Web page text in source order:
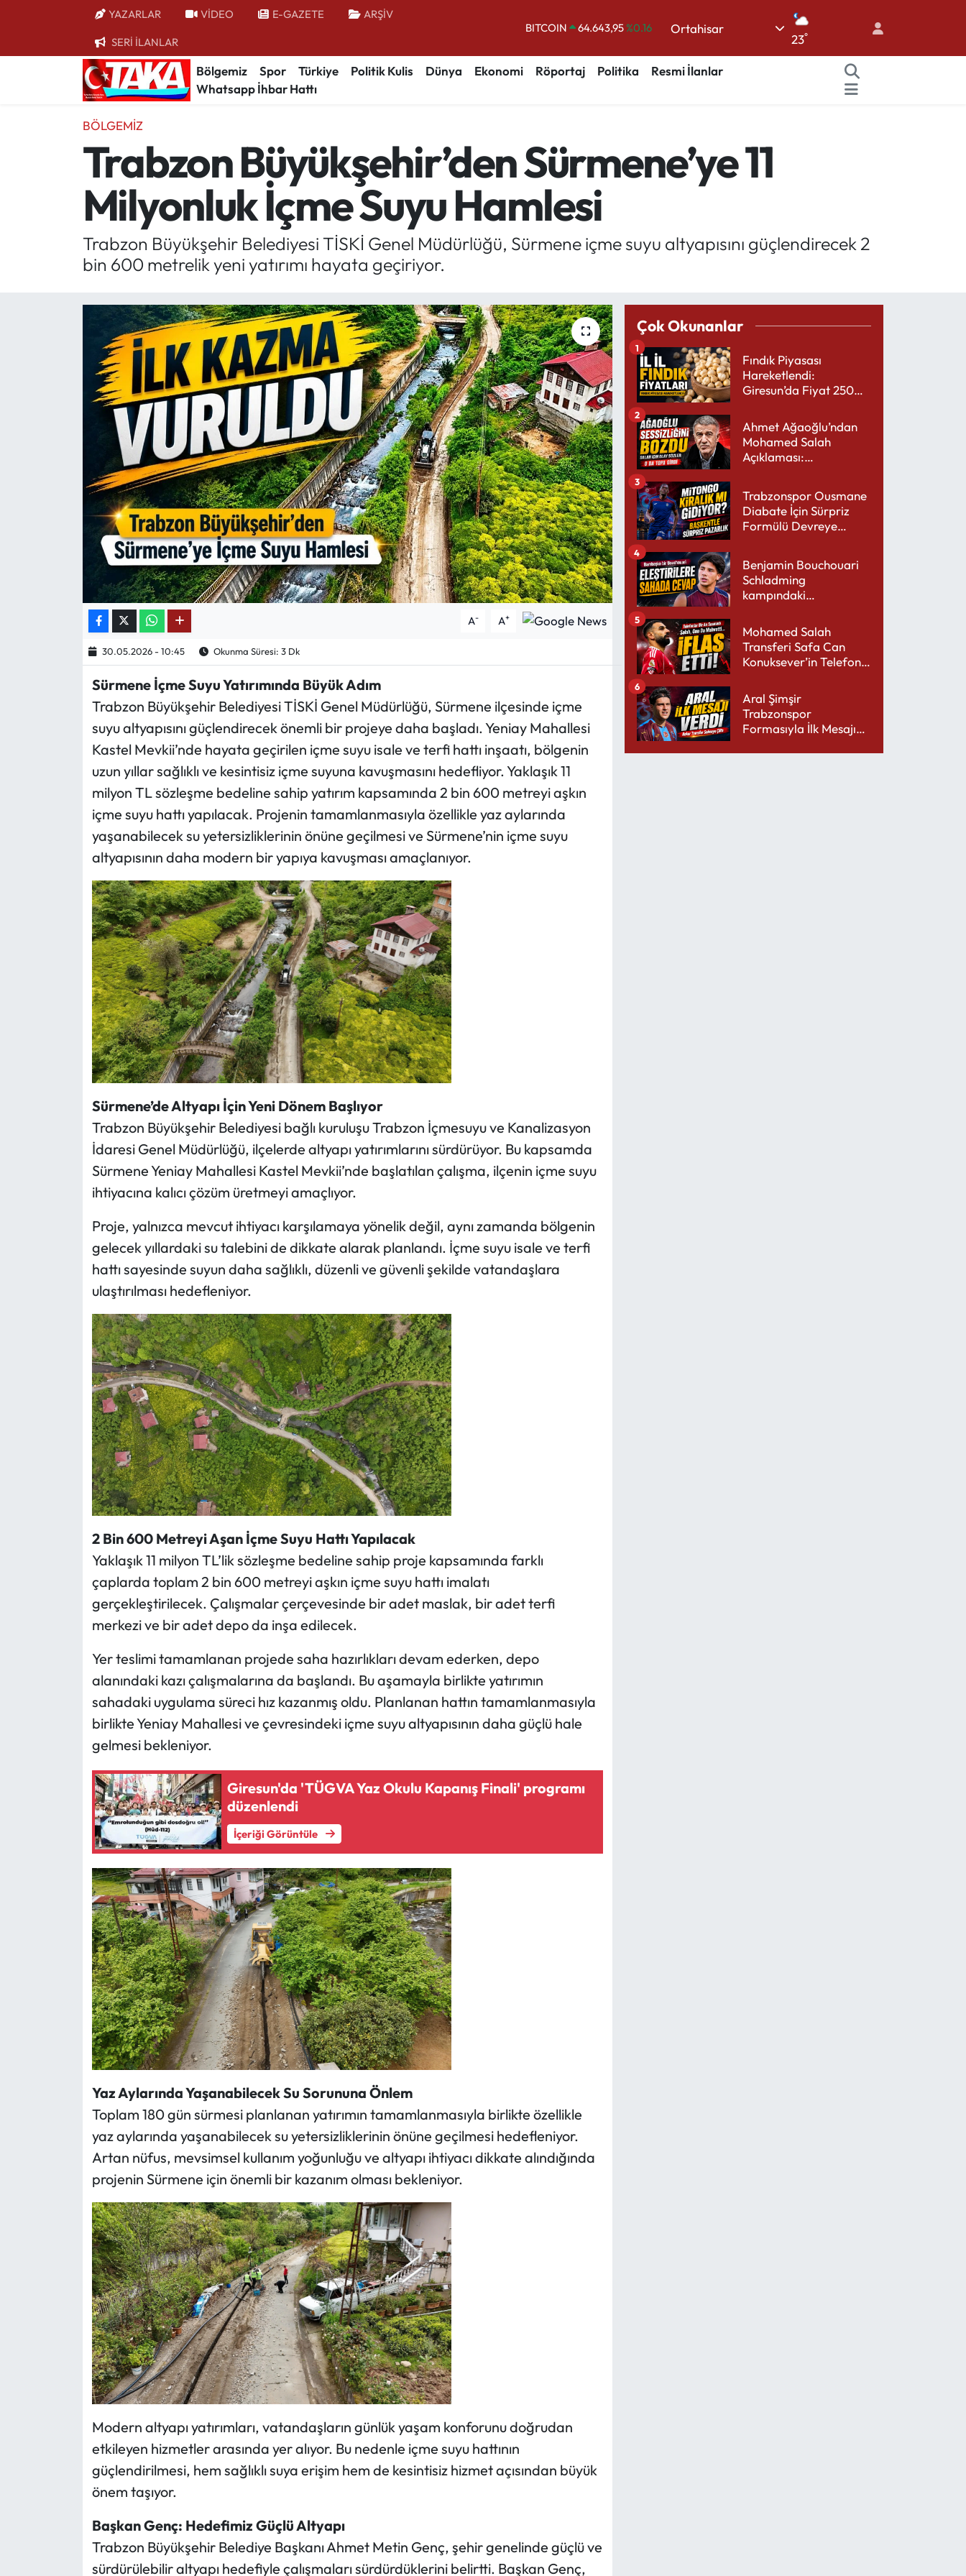
YAZARLAR VİDEO E-GAZETE ARŞİV
SERİ İLANLAR
DOLAR 47,6006%0.06
EURO
55,0250%0.02
STERLİN
64,2398%0.2
BITCOIN
64.643,95%0.16
Ortahisar
23°
Bölgemiz Spor Türkiye Politik Kulis Dünya Ekonomi Röportaj Politika
Resmi İlanlar
Whatsapp İhbar Hattı
BÖLGEMIZ
Trabzon Büyükşehir’den Sürmene’ye 11
Milyonluk İçme Suyu Hamlesi
Trabzon Büyükşehir Belediyesi TİSKİ Genel Müdürlüğü, Sürmene içme suyu altyapısını güçlendirecek 2
bin 600 metrelik yeni yatırımı hayata geçiriyor.
A- A+
30.05.2026 - 10:45 Okunma Süresi: 3 Dk
Sürmene İçme Suyu Yatırımında Büyük Adım
Trabzon Büyükşehir Belediyesi TİSKİ Genel Müdürlüğü, Sürmene ilçesinde içme
suyu altyapısını güçlendirecek önemli bir projeye daha başladı. Yeniay Mahallesi
Kastel Mevkii’nde hayata geçirilen içme suyu isale ve terfi hattı inşaatı, bölgenin
uzun yıllar sağlıklı ve kesintisiz içme suyuna kavuşmasını hedefliyor. Yaklaşık 11
milyon TL sözleşme bedeline sahip yatırım kapsamında 2 bin 600 metreyi aşkın
içme suyu hattı yapılacak. Projenin tamamlanmasıyla özellikle yaz aylarında
yaşanabilecek su yetersizliklerinin önüne geçilmesi ve Sürmene’nin içme suyu
altyapısının daha modern bir yapıya kavuşması amaçlanıyor.
Sürmene’de Altyapı İçin Yeni Dönem Başlıyor
Trabzon Büyükşehir Belediyesi bağlı kuruluşu Trabzon İçmesuyu ve Kanalizasyon
İdaresi Genel Müdürlüğü, ilçelerde altyapı yatırımlarını sürdürüyor. Bu kapsamda
Sürmene Yeniay Mahallesi Kastel Mevkii’nde başlatılan çalışma, ilçenin içme suyu
ihtiyacına kalıcı çözüm üretmeyi amaçlıyor.
Proje, yalnızca mevcut ihtiyacı karşılamaya yönelik değil, aynı zamanda bölgenin
gelecek yıllardaki su talebini de dikkate alarak planlandı. İçme suyu isale ve terfi
hattı sayesinde suyun daha sağlıklı, düzenli ve güvenli şekilde vatandaşlara
ulaştırılması hedefleniyor.
2 Bin 600 Metreyi Aşan İçme Suyu Hattı Yapılacak
Yaklaşık 11 milyon TL’lik sözleşme bedeline sahip proje kapsamında farklı
çaplarda toplam 2 bin 600 metreyi aşkın içme suyu hattı imalatı
gerçekleştirilecek. Çalışmalar çerçevesinde bir adet maslak, bir adet terfi
merkezi ve bir adet depo da inşa edilecek.
Yer teslimi tamamlanan projede saha hazırlıkları devam ederken, depo
alanındaki kazı çalışmalarına da başlandı. Bu aşamayla birlikte yatırımın
sahadaki uygulama süreci hız kazanmış oldu. Planlanan hattın tamamlanmasıyla
birlikte Yeniay Mahallesi ve çevresindeki içme suyu altyapısının daha güçlü hale
gelmesi bekleniyor.
Giresun'da 'TÜGVA Yaz Okulu Kapanış Finali' programı
düzenlendi
İçeriği Görüntüle
Yaz Aylarında Yaşanabilecek Su Sorununa Önlem
Toplam 180 gün sürmesi planlanan yatırımın tamamlanmasıyla birlikte özellikle
yaz aylarında yaşanabilecek su yetersizliklerinin önüne geçilmesi hedefleniyor.
Artan nüfus, mevsimsel kullanım yoğunluğu ve altyapı ihtiyacı dikkate alındığında
projenin Sürmene için önemli bir kazanım olması bekleniyor.
Modern altyapı yatırımları, vatandaşların günlük yaşam konforunu doğrudan
etkileyen hizmetler arasında yer alıyor. Bu nedenle içme suyu hattının
güçlendirilmesi, hem sağlıklı suya erişim hem de kesintisiz hizmet açısından büyük
önem taşıyor.
Başkan Genç: Hedefimiz Güçlü Altyapı
Trabzon Büyükşehir Belediye Başkanı Ahmet Metin Genç, şehir genelinde güçlü ve
sürdürülebilir altyapı hedefiyle çalışmaları sürdürdüklerini belirtti. Başkan Genç,
Çok Okunanlar
Fındık Piyasası
Hareketlendi:
Giresun’da Fiyat 250
1
Ahmet Ağaoğlu’ndan
Mohamed Salah
Açıklaması:
2
Trabzonspor Ousmane
Diabate İçin Sürpriz
Formülü Devreye
3
Benjamin Bouchouari
Schladming
kampındaki
4
Mohamed Salah
Transferi Safa Can
Konuksever’in Telefon
5
Aral Şimşir
Trabzonspor
Formasıyla İlk Mesajını
6
Bölgemiz
Kültür/Sanat
Politik Kulis
Mektup Galeri
Karikatür Galeri
ASTROLOJİ
Spor Yazıları
Trabzon Nöbetçi Eczaneler
Trabzon Hava Durumu
Trabzon Trafik Yoğunluk Haritası
Süper Lig Puan Durumu ve Fikstür
Tüm Manşetler
Son Dakika Haberleri
Haber Arşivi